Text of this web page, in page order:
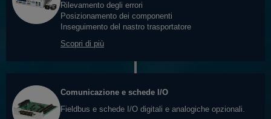
Rilevamento degli errori
Posizionamento dei componenti
Inseguimento del nastro trasportatore
Scopri di più
Comunicazione e schede I/O
Fieldbus e schede I/O digitali e analogiche opzionali.